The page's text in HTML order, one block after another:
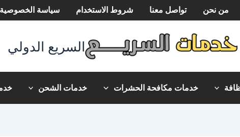
من نحن تواصل معنا شروط الاستخدام سياسة الخصوصية
السريع الدولي
خدمات مكافحة الحشرات خدمات الشحن